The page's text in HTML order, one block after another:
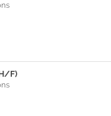
F)